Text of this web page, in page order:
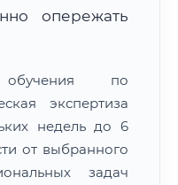
и просмотра
опережать
обучения по
экспертиза
недель до 6
от выбранного
задач